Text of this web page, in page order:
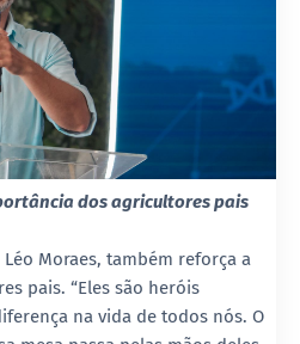
dos agricultores pais
Moraes, também reforça a
pais. “Eles são heróis
na vida de todos nós. O